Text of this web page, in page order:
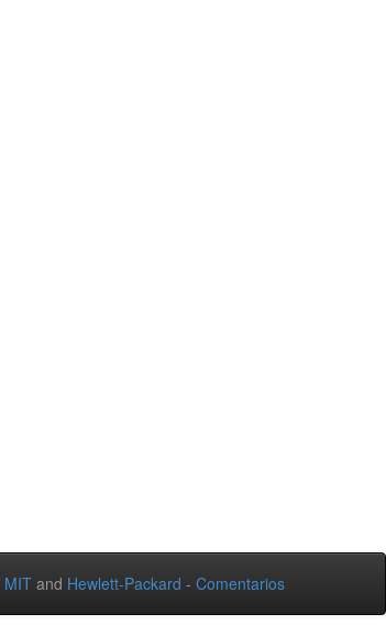
MIT and Hewlett-Packard - Comentarios